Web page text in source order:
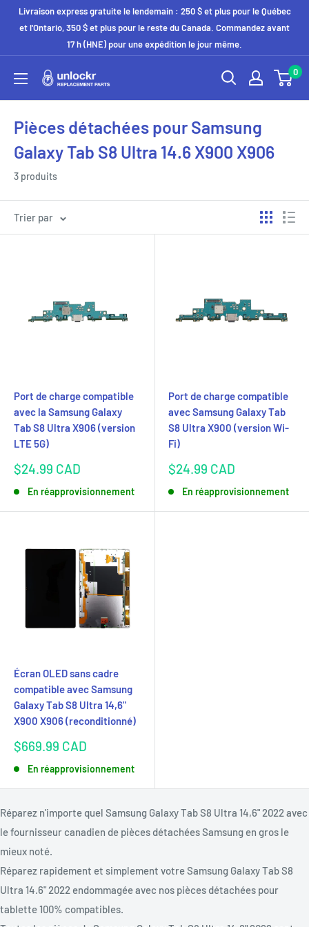
PasserLivraison express gratuite le lendemain : 250 $ et plus pour le Québec
et l'Ontario, 350 $ et plus pour le reste du Canada. Commandez avant
17 h (HNE) pour une expédition le jour même.
Unlockr
0
Pièces détachées pour Samsung
Galaxy Tab S8 Ultra 14.6 X900 X906
3 produits
Trier par
Port de charge compatible
avec la Samsung Galaxy
Tab S8 Ultra X906 (version
LTE 5G)
Prix
$24.99 CAD
En réapprovisionnement
Port de charge compatible
avec Samsung Galaxy Tab
S8 Ultra X900 (version Wi-
Fi)
Prix
$24.99 CAD
En réapprovisionnement
Écran OLED sans cadre
compatible avec Samsung
Galaxy Tab S8 Ultra 14,6"
X900 X906 (reconditionné)
Prix
$669.99 CAD
En réapprovisionnement
Réparez n'importe quel Samsung Galaxy Tab S8 Ultra 14,6" 2022 avec
le fournisseur canadien de pièces détachées Samsung en gros le
mieux noté.
Réparez rapidement et simplement votre Samsung Galaxy Tab S8
Ultra 14.6" 2022 endommagée avec nos pièces détachées pour
tablette 100% compatibles.